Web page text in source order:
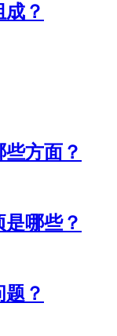
？
方面？
哪些？
？